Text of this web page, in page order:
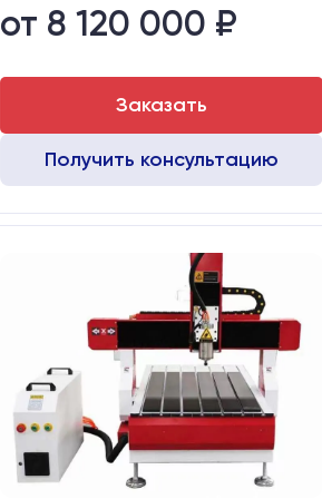
от 8 120 000 ₽
Заказать
Получить консультацию